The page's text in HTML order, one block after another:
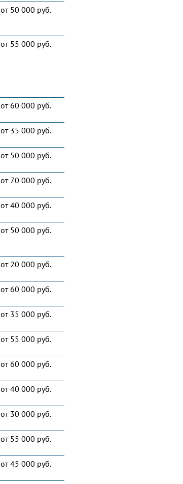
от 50 000 руб.
от 55 000 руб.
от 60 000 руб.
от 35 000 руб.
от 50 000 руб.
от 70 000 руб.
от 40 000 руб.
от 50 000 руб.
от 20 000 руб.
от 60 000 руб.
от 35 000 руб.
от 55 000 руб.
от 60 000 руб.
от 40 000 руб.
от 30 000 руб.
от 55 000 руб.
от 45 000 руб.